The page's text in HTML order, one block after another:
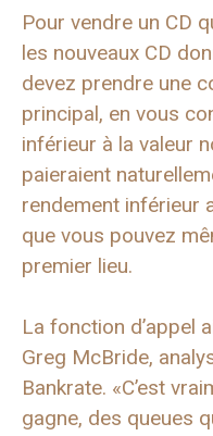
Pour vendre un CD
les nouveaux CD
devez prendre une
principal, en vous
inférieur à la valeur
paieraient
rendement inférieur
que vous pouvez
premier lieu.
La fonction d’appel
Greg McBride,
Bankrate. «C’est
gagne, des queues